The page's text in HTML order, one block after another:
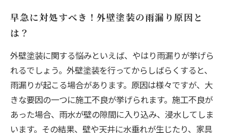
早急に対処すべき！外壁塗装の雨漏り原因と
は？
外壁塗装に関する悩みといえば、やはり雨漏りが挙げら
れるでしょう。外壁塗装を行ってからしばらくすると、
雨漏りが起こる場合があります。原因は様々ですが、大
きな要因の一つに施工不良が挙げられます。施工不良が
あった場合、雨水が壁の隙間に入り込み、浸水してしま
います。その結果、壁や天井に水垂れが生じたり、家具